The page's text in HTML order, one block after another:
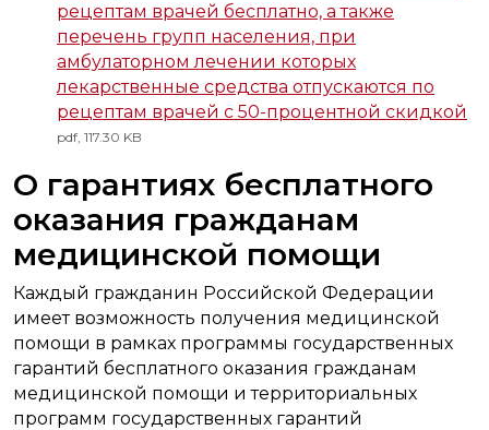
рецептам врачей бесплатно, а также
перечень групп населения, при
амбулаторном лечении которых
лекарственные средства отпускаются по
рецептам врачей с 50-процентной скидкой
pdf, 117.30 KB
О гарантиях бесплатного
оказания гражданам
медицинской помощи
Каждый гражданин Российской Федерации
имеет возможность получения медицинской
помощи в рамках программы государственных
гарантий бесплатного оказания гражданам
медицинской помощи и территориальных
программ государственных гарантий